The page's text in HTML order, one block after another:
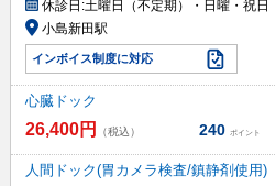
休診日:土曜日（不定期）・日曜・祝日
小島新田駅
インボイス制度に対応
心臓ドック
26,400円 （税込） 240 ポイント
人間ドック(胃カメラ検査/鎮静剤使用)